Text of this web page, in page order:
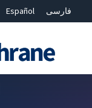
Español
فارسی
ไทย
繁體中文